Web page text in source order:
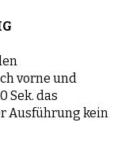
vorne und
Sek. das
Ausführung kein